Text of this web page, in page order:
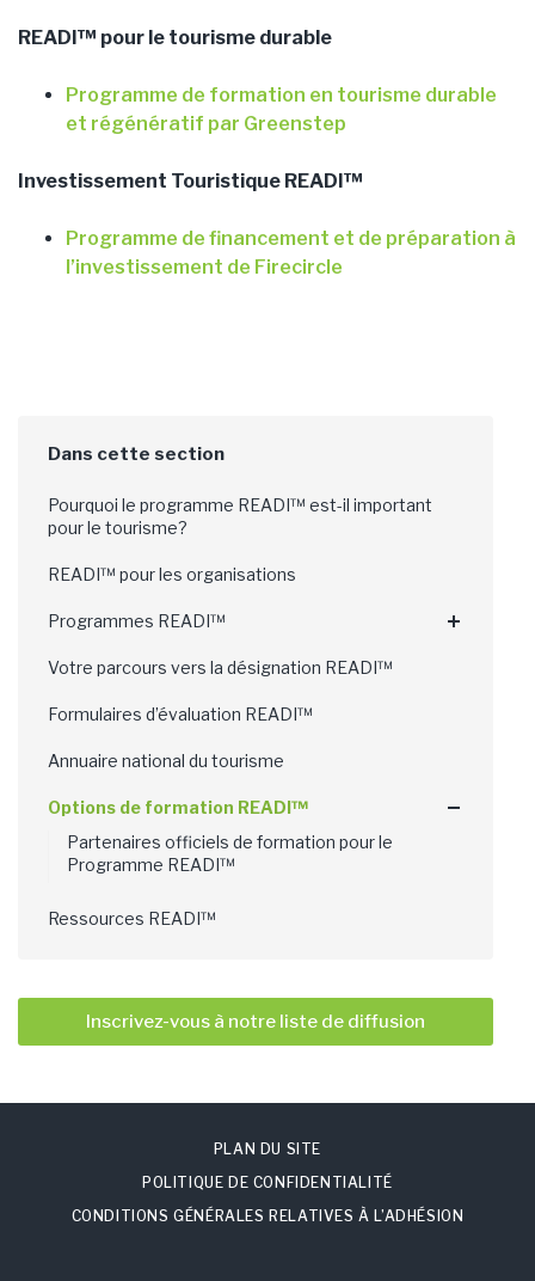
READI™ pour le tourisme durable
Programme de formation en tourisme durable
et régénératif par Greenstep
Investissement Touristique READI™
Programme de financement et de préparation à
l’investissement de Firecircle
Pourquoi le programme READI™ est-il important
pour le tourisme?
READI™ pour les organisations
Programmes READI™
Votre parcours vers la désignation READI™
Formulaires d’évaluation READI™
Annuaire national du tourisme
Options de formation READI™
Partenaires officiels de formation pour le
Programme READI™
Ressources READI™
Inscrivez-vous à notre liste de diffusion
PLAN DU SITE
POLITIQUE DE CONFIDENTIALITÉ
CONDITIONS GÉNÉRALES RELATIVES À L’ADHÉSION